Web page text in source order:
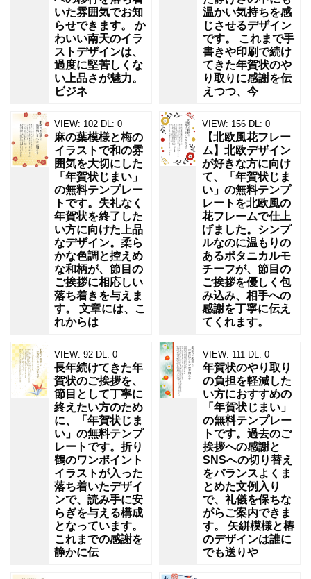
いた雰囲気でお知
らせできます。 か
わいい南天のイラ
ストデザインは、
過度に堅苦しくな
い上品さが魅力。
ビジネ
温かい気持ちを感
じさせるデザイン
です。 これまで手
書きや印刷で続け
てきた年賀状のや
り取りに感謝を伝
えつつ、今
VIEW: 102 DL: 0
麻の葉模様と梅の
イラストで和の雰
囲気を大切にした
「年賀状じまい」
の無料テンプレー
トです。失礼なく
年賀状を終了した
い方に向けた上品
なデザイン。柔ら
かな色調と控えめ
な和柄が、節目の
ご挨拶に相応しい
落ち着きを与えま
す。 文章には、こ
れからは
VIEW: 156 DL: 0
【北欧風花フレー
ム】北欧デザイン
が好きな方に向け
て、「年賀状じま
い」の無料テンプ
レートを北欧風の
花フレームで仕上
げました。シンプ
ルなのに温もりの
あるボタニカルモ
チーフが、節目の
ご挨拶を優しく包
み込み、相手への
感謝を丁寧に伝え
てくれます。
VIEW: 92 DL: 0
長年続けてきた年
賀状のご挨拶を、
節目として丁寧に
終えたい方のため
に、「年賀状じま
い」の無料テンプ
レートです。折り
鶴のワンポイント
イラストが入った
落ち着いたデザイ
ンで、読み手に安
らぎを与える構成
となっています。
これまでの感謝を
静かに伝
VIEW: 111 DL: 0
年賀状のやり取り
の負担を軽減した
い方におすすめの
「年賀状じまい」
の無料テンプレー
トです。過去のご
挨拶への感謝と
SNSへの切り替え
をバランスよくま
とめた文例入り
で、礼儀を保ちな
がらご案内できま
す。 矢絣模様と椿
のデザインは誰に
でも送りや